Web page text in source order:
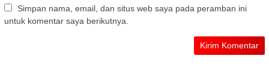
Simpan nama, email, dan situs web saya pada peramban ini
untuk komentar saya berikutnya.